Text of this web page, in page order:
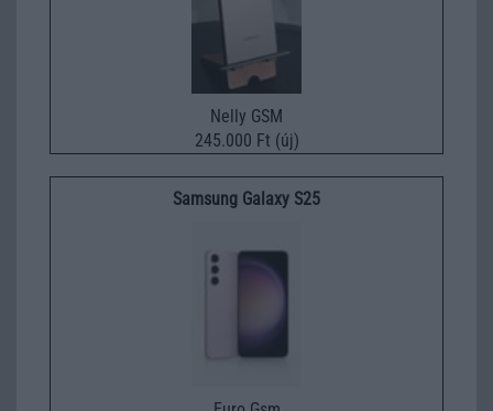
Nelly GSM
245.000 Ft (új)
Samsung Galaxy S25